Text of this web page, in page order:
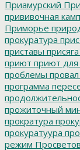
Приамурский
прививочная
Приморье
прокуратура
приставы присяга
приют приют
проблемы провал
программа
прожиточный
прократура
прокуратуура
режим Просветов